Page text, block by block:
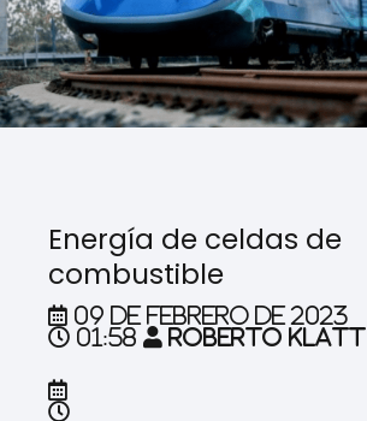
Energía de celdas de
combustible
09 de febrero de 2023
01:58
Roberto Klatt